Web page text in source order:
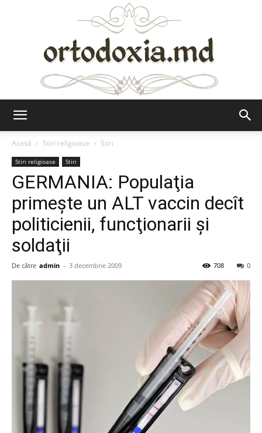
Acasă
Stiri religioase Stiri
Stiri religioase Stiri
GERMANIA: Populaţia
primeşte un ALT vaccin decît
politicienii, funcţionarii şi
soldaţii
De către admin - 3 decembrie 2009 0
708